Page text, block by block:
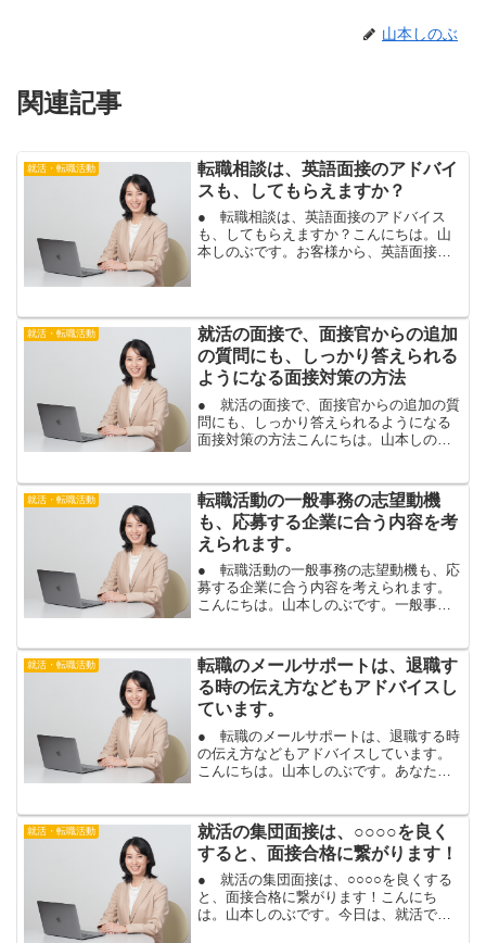
山本しのぶ
関連記事
就活・転職活動
転職相談は、英語面接のアドバイ
スも、してもらえますか？
● 転職相談は、英語面接のアドバイス
も、してもらえますか？こんにちは。山
本しのぶです。お客様から、英語面接の
イスも、してもらえますか？...
就活・転職活動
就活の面接で、面接官からの追加
の質問にも、しっかり答えられる
ようになる面接対策の方法
● 就活の面接で、面接官からの追加の質
問にも、しっかり答えられるようになる
面接対策の方法こんにちは。山本しのぶ
かなか上手く答えられないという悩みで
す。自己ＰＲや学生時代頑...
就活・転職活動
転職活動の一般事務の志望動機
も、応募する企業に合う内容を考
えられます。
● 転職活動の一般事務の志望動機も、応
募する企業に合う内容を考えられます。
こんにちは。山本しのぶです。一般事務
事務の志望動機って、どうやって考えれ
ば良いのだろう。志望理...
就活・転職活動
転職のメールサポートは、退職す
る時の伝え方などもアドバイスし
ています。
● 転職のメールサポートは、退職する時
の伝え方などもアドバイスしています。
こんにちは。山本しのぶです。あなた
面接など、内定が出るための活動がメイ
ンですね。でも、在職中の...
就活・転職活動
就活の集団面接は、○○○○を良く
すると、面接合格に繋がります！
● 就活の集団面接は、○○○○を良くする
と、面接合格に繋がります！こんにち
は。山本しのぶです。今日は、就活で、